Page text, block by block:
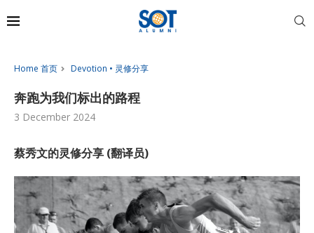
Home 首页 Devotion • 灵修分享
奔跑为我们标出的路程
3 December 2024
蔡秀文的灵修分享 (翻译员)